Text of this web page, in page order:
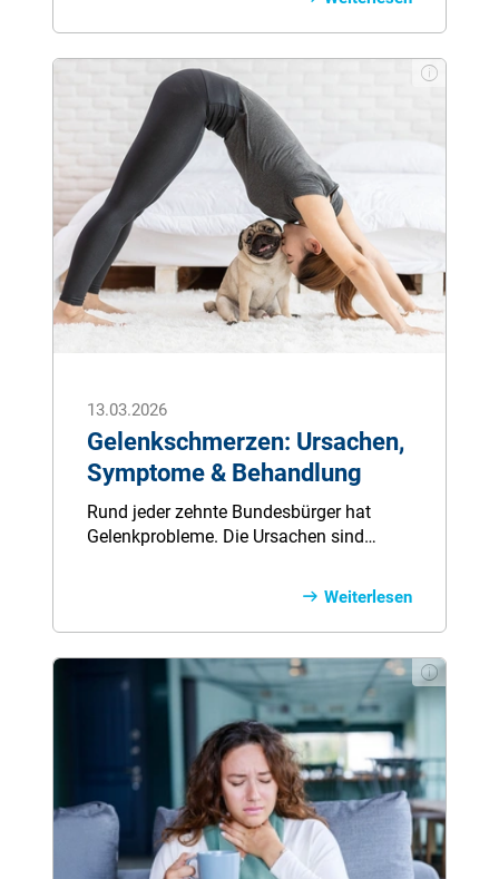
Schulterschmerzen hat in den letzten
Jahren deutlich zugenommen. Welche
Auslöser in Frage kommen und was
gegen die Beschwerden zu tun ist,
erfahren Sie hier.
13.03.2026
Gelenkschmerzen: Ursachen,
Symptome & Behandlung
Rund jeder zehnte Bundesbürger hat
Gelenkprobleme. Die Ursachen sind
Lebensqualität der Betroffenen erheblich
ein. Die häufigsten Beschwerden
entstehen durch Abnutzung oder
Gelenkentzündungen.
Weiterlesen